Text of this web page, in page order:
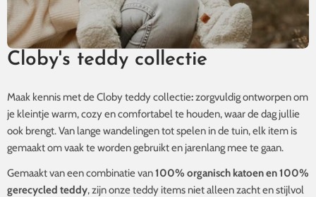
Onesies
Cloby's teddy collectie
Maak kennis met de Cloby teddy collectie:zorgvuldig ontworpen om
je kleintje warm, cozy en comfortabel te houden, waar de dag jullie
ook brengt. Van lange wandelingen tot spelen in de tuin, elk item is
gemaakt om vaak te worden gebruikt en jarenlang mee te gaan.
Gemaakt van een combinatie van100% organisch katoen en 100%
gerecycled teddy, zijn onze teddy items niet alleen zacht en stijlvol